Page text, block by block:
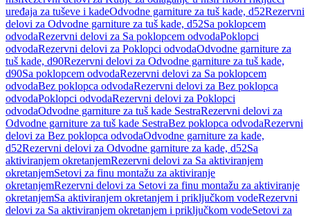
uređaja za tuševe i kadeOdvodne garniture za tuš kade, d52Rezervni
delovi za Odvodne garniture za tuš kade, d52Sa poklopcem
odvodaRezervni delovi za Sa poklopcem odvodaPoklopci
odvodaRezervni delovi za Poklopci odvodaOdvodne garniture za
tuš kade, d90Rezervni delovi za Odvodne garniture za tuš kade,
d90Sa poklopcem odvodaRezervni delovi za Sa poklopcem
odvodaBez poklopca odvodaRezervni delovi za Bez poklopca
odvodaPoklopci odvodaRezervni delovi za Poklopci
odvodaOdvodne garniture za tuš kade SestraRezervni delovi za
Odvodne garniture za tuš kade SestraBez poklopca odvodaRezervni
delovi za Bez poklopca odvodaOdvodne garniture za kade,
d52Rezervni delovi za Odvodne garniture za kade, d52Sa
aktiviranjem okretanjemRezervni delovi za Sa aktiviranjem
okretanjemSetovi za finu montažu za aktiviranje
okretanjemRezervni delovi za Setovi za finu montažu za aktiviranje
okretanjemSa aktiviranjem okretanjem i priključkom vodeRezervni
delovi za Sa aktiviranjem okretanjem i priključkom vodeSetovi za